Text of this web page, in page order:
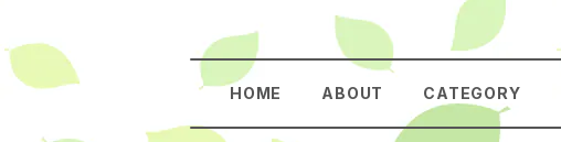
HOME ABOUT CATEGORY